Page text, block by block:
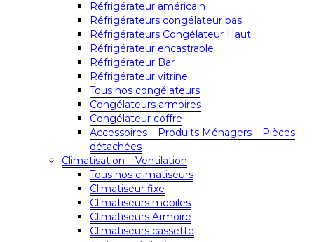
Réfrigérateur américain
Réfrigérateurs congélateur bas
Réfrigérateurs Congélateur Haut
Réfrigérateur encastrable
Réfrigérateur Bar
Réfrigérateur vitrine
Tous nos congélateurs
Congélateurs armoires
Congélateur coffre
Accessoires – Produits Ménagers – Pièces
détachées
Climatisation – Ventilation
Tous nos climatiseurs
Climatiseur fixe
Climatiseurs mobiles
Climatiseurs Armoire
Climatiseurs cassette